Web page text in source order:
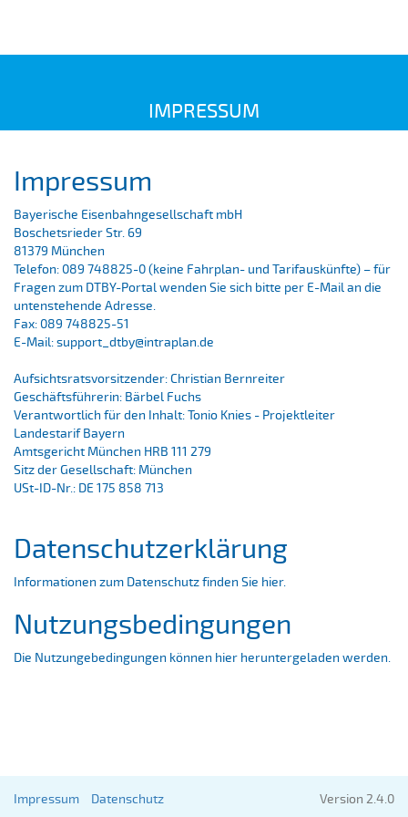
IMPRESSUM
Impressum
Bayerische Eisenbahngesellschaft mbH
Boschetsrieder Str. 69
81379 München
Telefon: 089 748825-0 (keine Fahrplan- und Tarifauskünfte) – für
Fragen zum DTBY-Portal wenden Sie sich bitte per E-Mail an die
untenstehende Adresse.
Fax: 089 748825-51
E-Mail:support_dtby@intraplan.de
Aufsichtsratsvorsitzender: Christian Bernreiter
Geschäftsführerin: Bärbel Fuchs
Verantwortlich für den Inhalt: Tonio Knies - Projektleiter
Landestarif Bayern
Amtsgericht München HRB 111 279
Sitz der Gesellschaft: München
USt-ID-Nr.: DE 175 858 713
Datenschutzerklärung
Informationen zum Datenschutz finden Sie hier.
Nutzungsbedingungen
Die Nutzungebedingungen können hier heruntergeladen werden.
Impressum Datenschutz Version 2.4.0